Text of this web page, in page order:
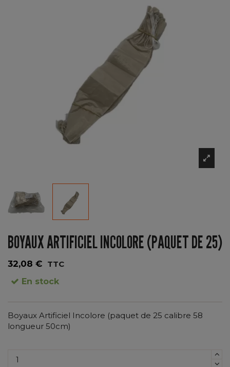
BOYAUX ARTIFICIEL INCOLORE (PAQUET DE 25)
32,08 € TTC
En stock
Boyaux Artificiel Incolore (paquet de 25 calibre 58
longueur 50cm)